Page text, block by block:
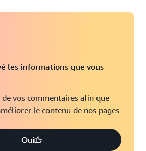
les informations que vous
vos commentaires afin que
le contenu de nos pages
Oui